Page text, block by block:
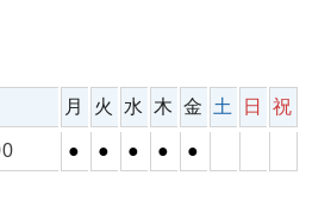
月 火 水 木 金 土 日 祝
● ● ● ● ●